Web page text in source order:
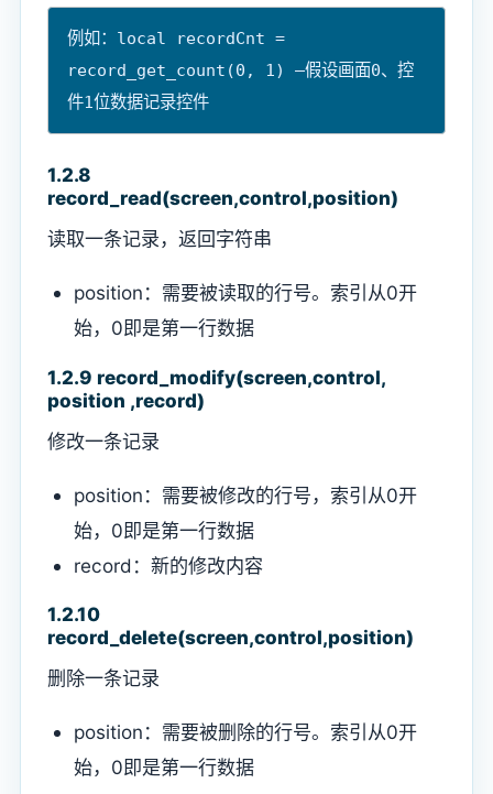
例如：local recordCnt =
record_get_count(0, 1) —假设画面0、控
1.2.8
record_read(screen,control,position)
读取一条记录，返回字符串
position：需要被读取的行号。索引从0开
始，0即是第一行数据
1.2.9 record_modify(screen,control,
position ,record)
修改一条记录
position：需要被修改的行号，索引从0开
始，0即是第一行数据
record：新的修改内容
1.2.10
record_delete(screen,control,position)
删除一条记录
position：需要被删除的行号。索引从0开
始，0即是第一行数据